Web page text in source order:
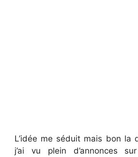
L’idée me séduit mais bon la
j’ai vu plein d’annonces